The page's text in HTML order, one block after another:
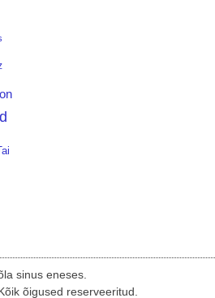
sinus eneses.
õigused reserveeritud.